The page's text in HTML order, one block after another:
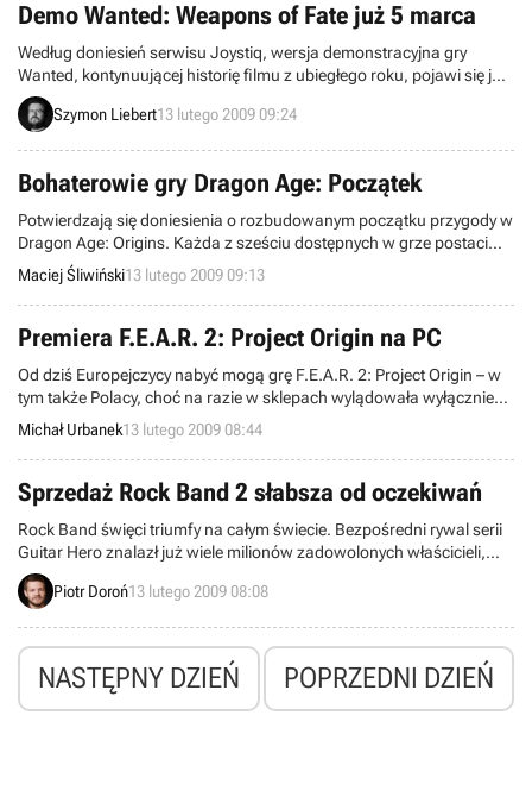
Demo Wanted: Weapons of Fate już 5 marca
Według doniesień serwisu Joystiq, wersja demonstracyjna gry
Wanted, kontynuującej historię filmu z ubiegłego roku, pojawi się już
5 marca. Sprawa dotyczy najprawdopodobniej zarówno wersji na
Xboksa 360 i PlayStation 3. Informacja pochodzi z ulotki
wersji na pecety.
Szymon Liebert13 lutego 2009 09:24
Bohaterowie gry Dragon Age: Początek
Potwierdzają się doniesienia o rozbudowanym początku przygody w
Dragon Age: Origins. Każda z sześciu dostępnych w grze postaci
podróż po świecie Dragon Age rozpocznie z zupełnie innej lokacji,
wykona inne zadania, zdobędzie inne przedmioty.
Maciej Śliwiński13 lutego 2009 09:13
Premiera F.E.A.R. 2: Project Origin na PC
Od dziś Europejczycy nabyć mogą grę F.E.A.R. 2: Project Origin – w
tym także Polacy, choć na razie w sklepach wylądowała wyłącznie
edycja pecetowa w polskiej wersji językowej (napisy). Pora zacząć
się B.A.Ć.!
Michał Urbanek13 lutego 2009 08:44
Sprzedaż Rock Band 2 słabsza od oczekiwań
Rock Band święci triumfy na całym świecie. Bezpośredni rywal serii
Guitar Hero znalazł już wiele milionów zadowolonych właścicieli,
choć jest oficjalnie dystrybuowany w mniejszej liczbie krajów. W
dużym stopniu jest to jednak zasługa pierwszej części cyklu. Druga,
gorzej.
Piotr Doroń13 lutego 2009 08:08
NASTĘPNY DZIEŃ POPRZEDNI DZIEŃ